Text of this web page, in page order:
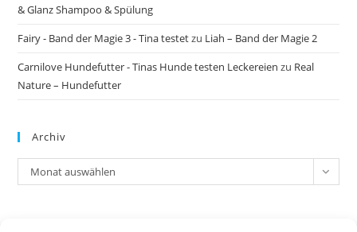
& Glanz Shampoo & Spülung
Fairy - Band der Magie 3 - Tina testetzu Liah – Band der Magie 2
Carnilove Hundefutter - Tinas Hunde testen Leckereien zu Real
Nature – Hundefutter
Archiv
Archiv
Monat auswählen